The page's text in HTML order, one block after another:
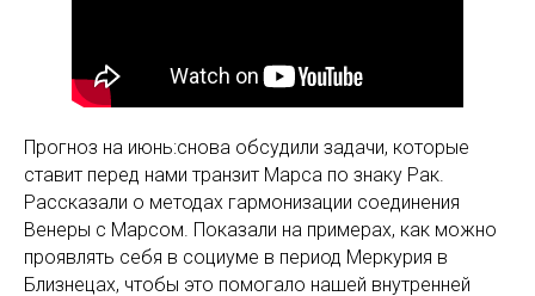
Прогноз на июнь:снова обсудили задачи, которые
ставит перед нами транзит Марса по знаку Рак.
Рассказали о методах гармонизации соединения
Венеры с Марсом. Показали на примерах, как можно
проявлять себя в социуме в период Меркурия в
Близнецах, чтобы это помогало нашей внутренней